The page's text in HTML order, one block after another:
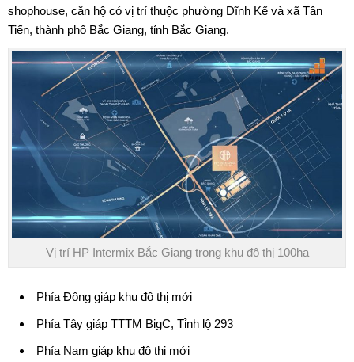
shophouse, căn hộ có vị trí thuộc phường Dĩnh Kế và xã Tân
Tiến, thành phố Bắc Giang, tỉnh Bắc Giang.
Vị trí HP Intermix Bắc Giang trong khu đô thị 100ha
Phía Đông giáp khu đô thị mới
Phía Tây giáp TTTM BigC, Tỉnh lộ 293
Phía Nam giáp khu đô thị mới